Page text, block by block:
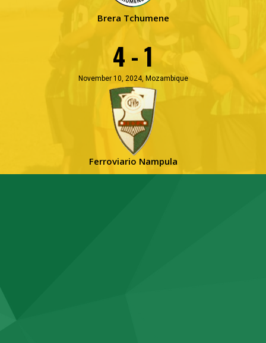
Brera Tchumene
4 - 1
November 10, 2024, Mozambique
Ferroviario Nampula